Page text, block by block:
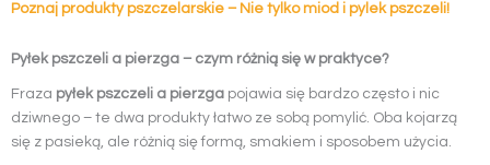
Poznaj produkty pszczelarskie – Nie tylko miod i pylek pszczeli!
Pyłek pszczeli a pierzga – czym różnią się w praktyce?
Fraza pyłek pszczeli a pierzga pojawia się bardzo często i nic
dziwnego – te dwa produkty łatwo ze sobą pomylić. Oba kojarzą
się z pasieką, ale różnią się formą, smakiem i sposobem użycia.